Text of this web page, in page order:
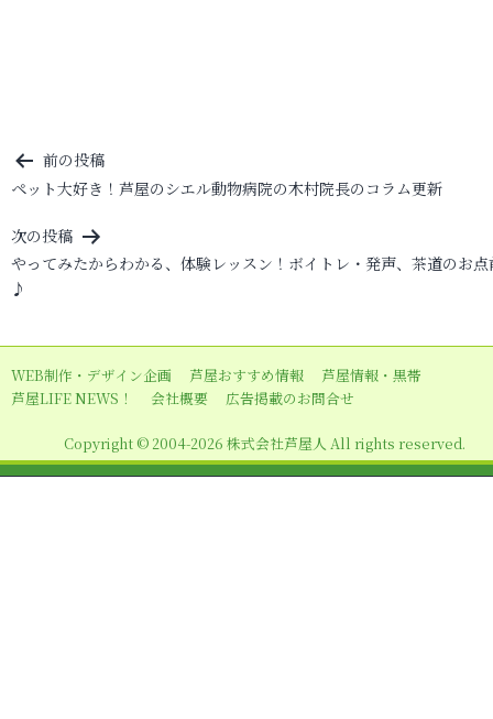
投
稿
ナ
ビ
ゲ
シ
ョ
前の投稿
ペット大好き！芦屋のシエル動物病院の木村院長のコラム更新
次の投稿
やってみたからわかる、体験レッスン！ボイトレ・発声、茶道のお点
♪
WEB制作・デザイン企画 芦屋おすすめ情報
芦屋情報・黒帯
芦屋LIFE NEWS！
会社概要 広告掲載のお問合せ
Copyright © 2004-2026 株式会社芦屋人 All rights reserved.